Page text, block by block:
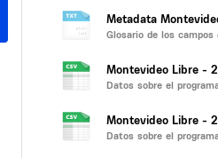
Metadata
Glosario de los
Montevideo Libre -
Datos sobre el
Montevideo Libre -
Datos sobre el